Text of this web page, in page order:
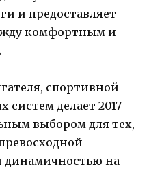
и предоставляет
комфортным и
спортивной
делает 2017
выбором для тех,
динамичностью на